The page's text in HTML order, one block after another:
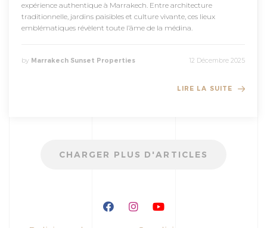
expérience authentique à Marrakech. Entre architecture
traditionnelle, jardins paisibles et culture vivante, ces lieux
emblématiques révèlent toute l’âme de la médina.
by Marrakech Sunset Properties 12 Décembre 2025
LIRE LA SUITE
CHARGER PLUS D'ARTICLES